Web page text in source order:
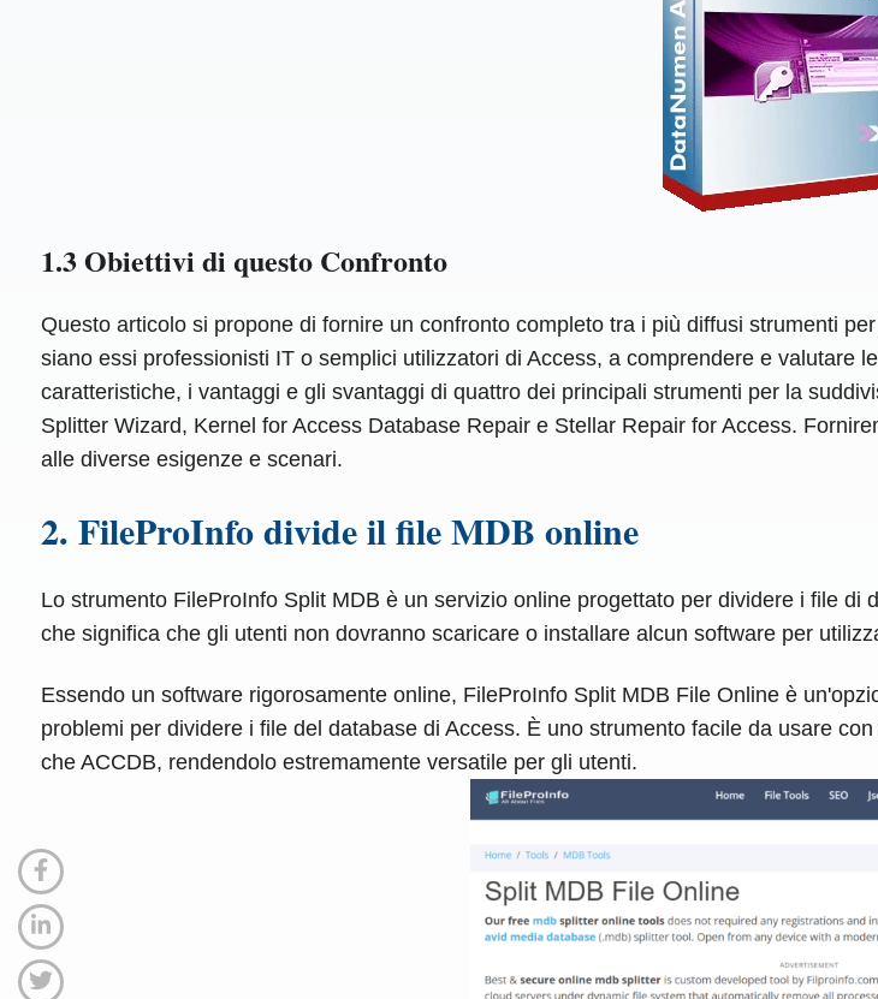
1.3 Obiettivi di questo Confronto
Questo articolo si propone di fornire un confronto completo tra i più diffusi strumenti
siano essi professionisti IT o semplici utilizzatori di Access, a comprendere e valutare
caratteristiche, i vantaggi e gli svantaggi di quattro dei principali strumenti per la
Splitter Wizard, Kernel for Access Database Repair e Stellar Repair for Access.
alle diverse esigenze e scenari.
2. FileProInfo divide il file MDB online
Lo strumento FileProInfo Split MDB è un servizio online progettato per dividere i file
che significa che gli utenti non dovranno scaricare o installare alcun software per
Essendo un software rigorosamente online, FileProInfo Split MDB File Online è
problemi per dividere i file del database di Access. È uno strumento facile da usare
che ACCDB, rendendolo estremamente versatile per gli utenti.